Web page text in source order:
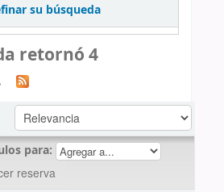
su búsqueda
retornó 4
para:
reserva